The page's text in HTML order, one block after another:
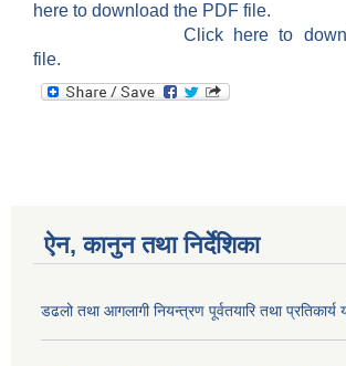
here to download the PDF file.
Click here to
file.
ऐन, कानुन तथा निर्देशिका
डढलो तथा आगलागी नियन्त्रण पूर्वतयारि तथा प्रतिकार्य